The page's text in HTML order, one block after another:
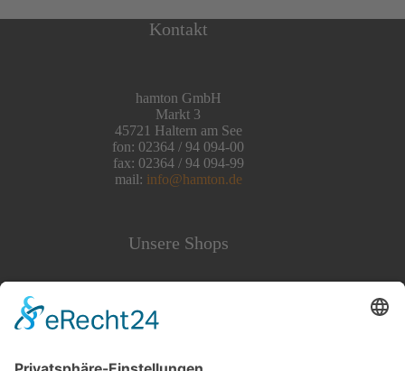
Kontakt
hamton GmbH
Markt 3
45721 Haltern am See
fon: 02364 / 94 094-00
fax: 02364 / 94 094-99
mail: info@hamton.de
Unsere Shops
Telekom Shops
Vodafone Shops